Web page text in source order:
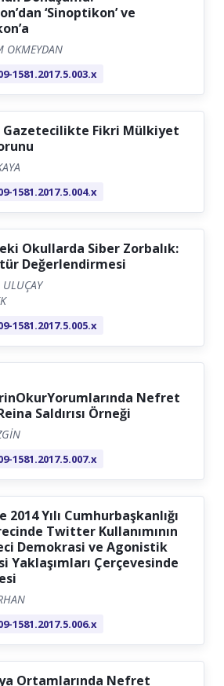
‘Sinoptikon’ ve
OKMEYDAN
1581.2017.5.003.x
Gazetecilikte Fikri Mülkiyet
1581.2017.5.004.x
Okullarda Siber Zorbalık:
Değerlendirmesi
1581.2017.5.005.x
Nefret
Saldırısı Örneği
1581.2017.5.007.x
2014 Yılı Cumhurbaşkanlığı
Twitter Kullanımının
Demokrasi ve Agonistik
Yaklaşımları Çerçevesinde
1581.2017.5.006.x
Ortamlarında Nefret